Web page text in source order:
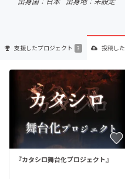
支援したプロジェクト 3 投稿した
『カタシロ舞台化プロジェクト』